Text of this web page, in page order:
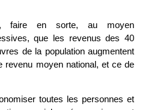
faire en sorte, au moyen
que les revenus des 40
de la population augmentent
revenu moyen national, et ce de
toutes les personnes et